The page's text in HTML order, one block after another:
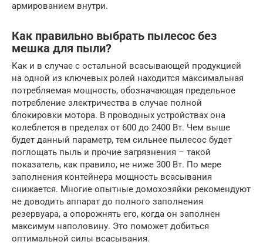
армированием внутри.
Как правильно выбрать пылесос без
мешка для пыли?
Как и в случае с остальной всасывающей продукцией
на одной из ключевых ролей находится максимальная
потребляемая мощность, обозначающая предельное
потребление электричества в случае полной
блокировки мотора. В проводных устройствах она
колеблется в пределах от 600 до 2400 Вт. Чем выше
будет данный параметр, тем сильнее пылесос будет
поглощать пыль и прочие загрязнения – такой
показатель, как правило, не ниже 300 Вт. По мере
заполнения контейнера мощность всасывания
снижается. Многие опытные домохозяйки рекомендуют
не доводить аппарат до полного заполнения
резервуара, а опорожнять его, когда он заполнен
максимум наполовину. Это поможет добиться
оптимальной силы всасывания.